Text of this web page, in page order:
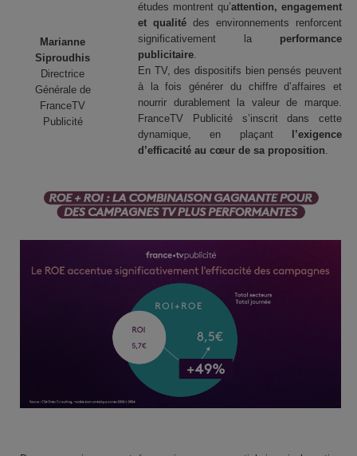
Marianne
Siproudhis
Directrice
Générale de
FranceTV
Publicité
études montrent qu’attention, engagement
et qualité des environnements renforcent
significativement la performance
publicitaire.
En TV, des dispositifs bien pensés peuvent
à la fois générer du chiffre d’affaires et
nourrir durablement la valeur de marque.
FranceTV Publicité s’inscrit dans cette
dynamique, en plaçantl’exigence
d’efficacité au cœur de sa proposition.